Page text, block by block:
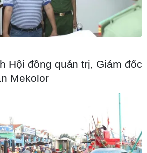
bộ gây tai nạn chết
lộ ở Quảng Trị
học sẽ xét tuyển thí sinh
Tuyên Quang
quy chế
Hội đồng quản trị, Giám đốc
Mekolor